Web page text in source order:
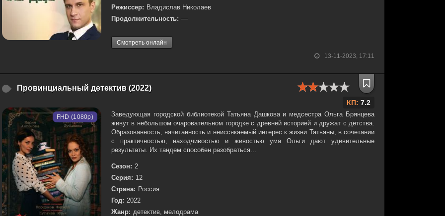
13-11-2023, 17:11
Режиссер: Владислав Николаев
Продолжительность: —
Смотреть онлайн
Провинциальный детектив (2022)
КП: 7.2
FHD (1080p)
Заведующая городской библиотекой Татьяна Дашкова и медсестра Ольга Брянцева
живут в небольшом очаровательном городке с древней историей и дружат с детства.
Образованность, начитанность и неиссякаемый интерес к жизни Татьяны, в сочетании
с практичностью, находчивостью и живостью ума Ольги дают удивительные
результаты. Их тандем способен разобраться...
Сезон: 2
Серия: 12
Страна: Россия
Год: 2022
Жанр: детектив, мелодрама